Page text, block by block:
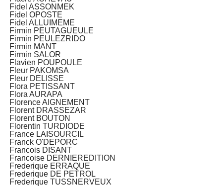
Fidel ASSONMEK
Fidel OPOSTE
Fidel ALLUIMEME
Firmin PEUTAGUEULE
Firmin PEULEZRIDO
Firmin MANT
Firmin SALOR
Flavien POUPOULE
Fleur PAKOMSA
Fleur DELISSE
Flora PETISSANT
Flora AURAPA
Florence AIGNEMENT
Florent DRASSEZAR
Florent BOUTON
Florentin TURDIODE
France LAISOURCIL
Franck O'DEPORC
Francois DISANT
Francoise DERNIEREDITION
Frederique ERRAQUE
Frederique DE PETROL
Frederique TUSSNERVEUX